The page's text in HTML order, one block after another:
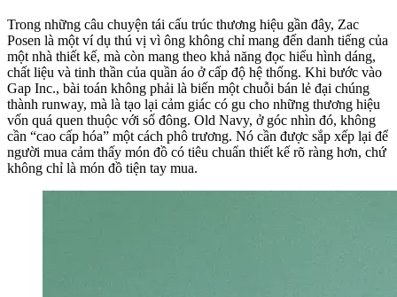
Trong những câu chuyện tái cấu trúc thương hiệu gần đây, Zac
Posen là một ví dụ thú vị vì ông không chỉ mang đến danh tiếng của
một nhà thiết kế, mà còn mang theo khả năng đọc hiểu hình dáng,
chất liệu và tinh thần của quần áo ở cấp độ hệ thống. Khi bước vào
Gap Inc., bài toán không phải là biến một chuỗi bán lẻ đại chúng
thành runway, mà là tạo lại cảm giác có gu cho những thương hiệu
vốn quá quen thuộc với số đông. Old Navy, ở góc nhìn đó, không
cần “cao cấp hóa” một cách phô trương. Nó cần được sắp xếp lại để
người mua cảm thấy món đồ có tiêu chuẩn thiết kế rõ ràng hơn, chứ
không chỉ là món đồ tiện tay mua.